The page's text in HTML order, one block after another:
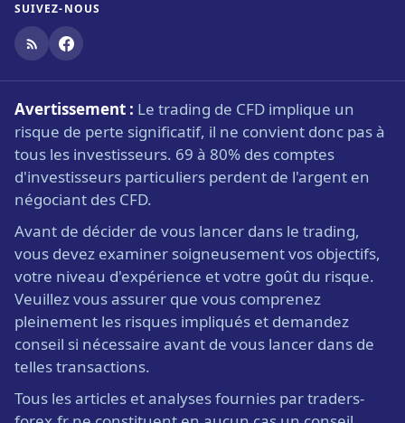
SUIVEZ-NOUS
Avertissement : Le trading de CFD implique un
risque de perte significatif, il ne convient donc pas à
tous les investisseurs. 69 à 80% des comptes
d'investisseurs particuliers perdent de l'argent en
négociant des CFD.
Avant de décider de vous lancer dans le trading,
vous devez examiner soigneusement vos objectifs,
votre niveau d'expérience et votre goût du risque.
Veuillez vous assurer que vous comprenez
pleinement les risques impliqués et demandez
conseil si nécessaire avant de vous lancer dans de
telles transactions.
Tous les articles et analyses fournies par traders-